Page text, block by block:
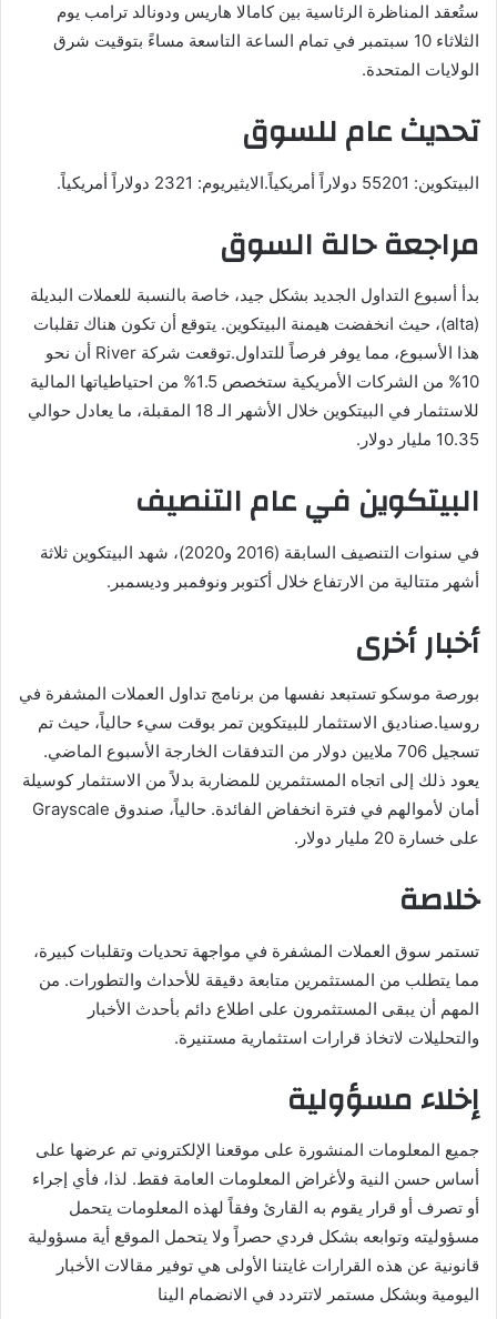
ستُعقد المناظرة الرئاسية بين كامالا هاريس ودونالد ترامب يوم
الثلاثاء 10 سبتمبر في تمام الساعة التاسعة مساءً بتوقيت شرق
الولايات المتحدة.
تحديث عام للسوق
البيتكوين: 55201 دولاراً أمريكياً.الايثيريوم: 2321 دولاراً أمريكياً.
مراجعة حالة السوق
بدأ أسبوع التداول الجديد بشكل جيد، خاصة بالنسبة للعملات البديلة
(alta)، حيث انخفضت هيمنة البيتكوين. يتوقع أن تكون هناك تقلبات
هذا الأسبوع، مما يوفر فرصاً للتداول.توقعت شركة River أن نحو
10% من الشركات الأمريكية ستخصص 1.5% من احتياطياتها المالية
للاستثمار في البيتكوين خلال الأشهر الـ 18 المقبلة، ما يعادل حوالي
10.35 مليار دولار.
البيتكوين في عام التنصيف
في سنوات التنصيف السابقة (2016 و2020)، شهد البيتكوين ثلاثة
أشهر متتالية من الارتفاع خلال أكتوبر ونوفمبر وديسمبر.
أخبار أخرى
بورصة موسكو تستبعد نفسها من برنامج تداول العملات المشفرة في
روسيا.صناديق الاستثمار للبيتكوين تمر بوقت سيء حالياً، حيث تم
تسجيل 706 ملايين دولار من التدفقات الخارجة الأسبوع الماضي.
يعود ذلك إلى اتجاه المستثمرين للمضاربة بدلاً من الاستثمار كوسيلة
أمان لأموالهم في فترة انخفاض الفائدة. حالياً، صندوق Grayscale
على خسارة 20 مليار دولار.
خلاصة
تستمر سوق العملات المشفرة في مواجهة تحديات وتقلبات كبيرة،
مما يتطلب من المستثمرين متابعة دقيقة للأحداث والتطورات. من
المهم أن يبقى المستثمرون على اطلاع دائم بأحدث الأخبار
والتحليلات لاتخاذ قرارات استثمارية مستنيرة.
إخلاء مسؤولية
جميع المعلومات المنشورة على موقعنا الإلكتروني تم عرضها على
أساس حسن النية ولأغراض المعلومات العامة فقط. لذا، فأي إجراء
أو تصرف أو قرار يقوم به القارئ وفقاً لهذه المعلومات يتحمل
مسؤوليته وتوابعه بشكل فردي حصراً ولا يتحمل الموقع أية مسؤولية
قانونية عن هذه القرارات غايتنا الأولى هي توفير مقالات الأخبار
اليومية وبشكل مستمر لاتتردد في الانضمام الينا